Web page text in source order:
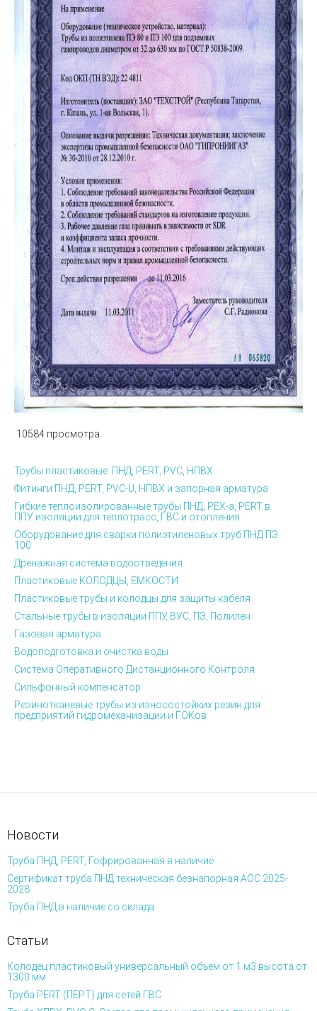
10584 просмотра
Трубы пластиковые: ПНД, PERT, PVC, НПВХ
Фитинги ПНД, PERT, PVC-U, НПВХ и запорная арматура
Гибкие теплоизолированные трубы ПНД, PEX-а, PERT в
ППУ изоляции для теплотрасс, ГВС и отопления
Оборудование для сварки полиэтиленовых труб ПНД ПЭ
100
Дренажная система водоотведения
Пластиковые КОЛОДЦЫ, ЕМКОСТИ
Пластиковые трубы и колодцы для защиты кабеля
Стальные трубы в изоляции ППУ, ВУС, ПЭ, Полилен
Газовая арматура
Водоподготовка и очистка воды
Система Оперативного Дистанционного Контроля
Сильфонный компенсатор
Резинотканевые трубы из износостойких резин для
предприятий гидромеханизации и ГОКов
Новости
Труба ПНД, PERT, Гофрированная в наличие
Сертификат труба ПНД техническая безнапорная АОС 2025-
2028
Труба ПНД в наличие со склада
Статьи
Колодец пластиковый универсальный объем от 1 м3 высота от
1300 мм
Труба PERT (ПЕРТ) для сетей ГВС